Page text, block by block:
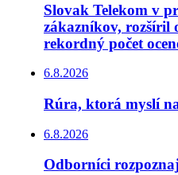
Slovak Telekom v
zákazníkov, rozšíril
rekordný počet
6.8.2026
Rúra, ktorá myslí
6.8.2026
Odborníci